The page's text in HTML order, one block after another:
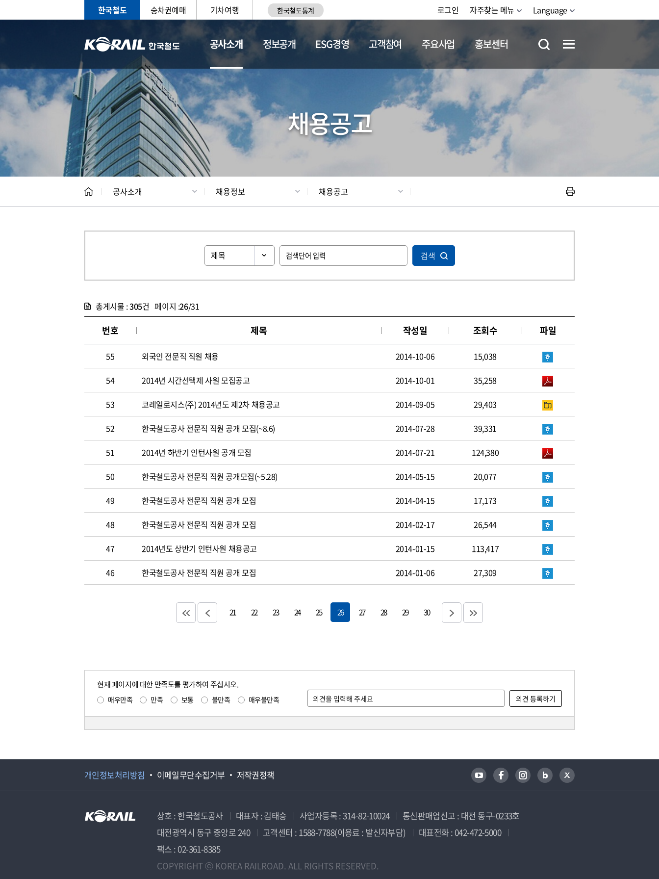
한국철도 승차권예매 기차여행 한국철도통계 로그인 자주찾는 메뉴 Language
공사소개
CEO 일반현황 채용정보
정보공개 ESG경영 고객참여 주요사업 홍보센터
채용공고
공사소개 채용정보 채용공고
검색
총게시물 :305건 페이지 :26/31
번호 제목 작성일 조회수 파일
55 외국인 전문직 직원 채용 2014-10-06 15,038
54 2014년 시간선택제 사원 모집공고 2014-10-01 35,258
53 코레일로지스(주) 2014년도 제2차 채용공고 2014-09-05 29,403
52 한국철도공사 전문직 직원 공개 모집(~8.6) 2014-07-28 39,331
51 2014년 하반기 인턴사원 공개 모집 2014-07-21 124,380
50 한국철도공사 전문직 직원 공개모집(~5.28) 2014-05-15 20,077
49 한국철도공사 전문직 직원 공개 모집 2014-04-15 17,173
48 한국철도공사 전문직 직원 공개 모집 2014-02-17 26,544
47 2014년도 상반기 인턴사원 채용공고 2014-01-15 113,417
46 한국철도공사 전문직 직원 공개 모집 2014-01-06 27,309
21 22 23 24 25 26 27 28 29 30
현재 페이지에 대한 만족도를 평가하여 주십시오.
매우만족 만족 보통 불만족 매우불만족
개인정보처리방침 이메일무단수집거부 저작권정책
상호 : 한국철도공사 대표자 : 김태승 사업자등록 : 314-82-10024
통신판매업신고 : 대전 동구-0233호
대전광역시 동구 중앙로 240
고객센터 : 1588-7788(이용료 : 발신자부담)
대표전화 : 042-472-5000
팩스 : 02-361-8385
COPYRIGHT ⓒ KOREA RAILROAD. ALL RIGHTS RESERVED.